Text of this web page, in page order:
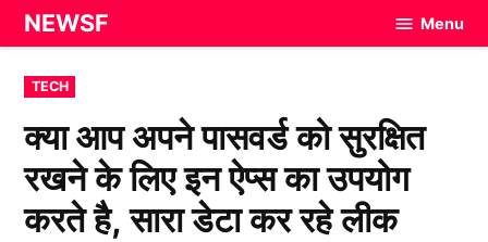
Skip
to
content
NEWSF Menu
POSTED
IN
TECH
क्या आप अपने पासवर्ड को सुरक्षित
रखने के लिए इन ऐप्स का उपयोग
करते है, सारा डेटा कर रहे लीक